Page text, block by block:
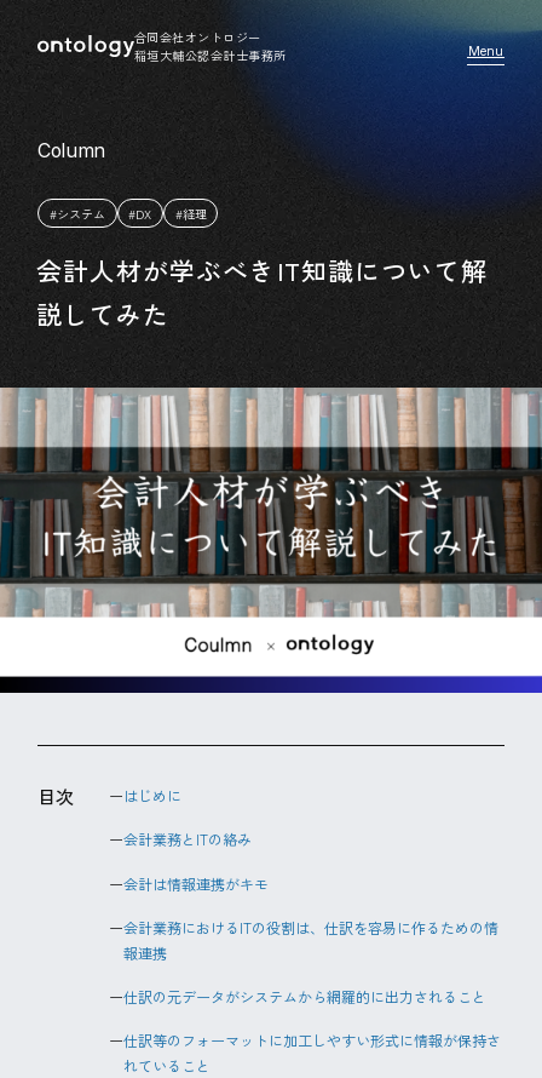
合同会社オントロジー
稲垣大輔公認会計士事務所
#システム #DX #経理
会計人材が学ぶべきIT知識について解
説してみた
目次 はじめに
会計業務とITの絡み
会計は情報連携がキモ
会計業務におけるITの役割は、仕訳を容易に作るための情
報連携
仕訳の元データがシステムから網羅的に出力されること
仕訳等のフォーマットに加工しやすい形式に情報が保持さ
れていること